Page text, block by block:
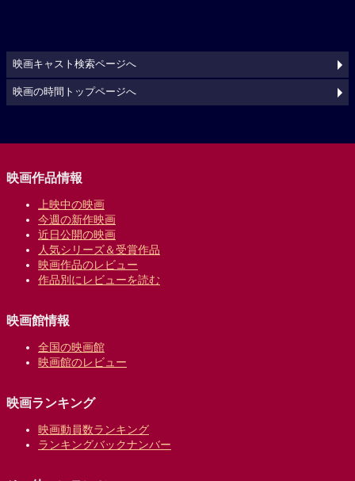
映画キャスト検索ページへ
映画の時間トップページへ
映画作品情報
上映中の映画
今週の新作映画
近日公開の映画
人気シリーズ＆受賞作品
映画作品のレビュー
作品別にレビューを読む
映画館情報
全国の映画館
映画館のレビュー
映画ランキング
映画動員数ランキング
ランキングバックナンバー